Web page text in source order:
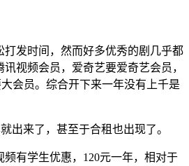
打发时间，然而好多优秀的剧几乎都
视频会员，爱奇艺要爱奇艺会员，
会员。综合开下来一年没有上千是
出来了，甚至于合租也出现了。
有学生优惠，120元一年，相对于